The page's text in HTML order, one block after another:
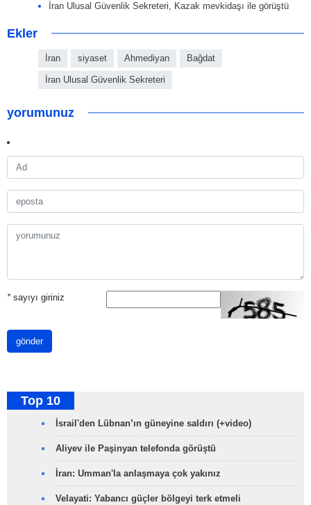
İran Ulusal Güvenlik Sekreteri, Kazak mevkidaşı ile görüştü
Ekler
İran siyaset Ahmediyan Bağdat
İran Ulusal Güvenlik Sekreteri
yorumunuz
*sayıyı giriniz
gönder
Top 10
İsrail'den Lübnan’ın güneyine saldırı (+video)
Aliyev ile Paşinyan telefonda görüştü
İran: Umman'la anlaşmaya çok yakınız
Velayati: Yabancı güçler bölgeyi terk etmeli